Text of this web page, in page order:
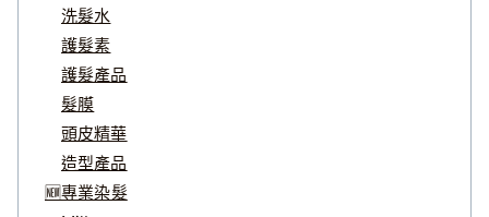
洗髮水
護髮素
護髮產品
髮膜
頭皮精華
造型產品
🆕專業染髮